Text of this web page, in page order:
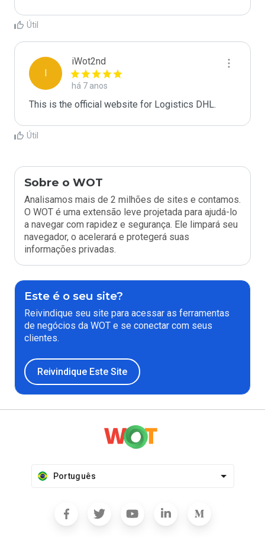
Útil
I
iWot2nd
há 7 anos
This is the official website for Logistics DHL.
Útil
Sobre o WOT
Analisamos mais de 2 milhões de sites e contamos.
O WOT é uma extensão leve projetada para ajudá-lo
a navegar com rapidez e segurança. Ele limpará seu
navegador, o acelerará e protegerá suas
informações privadas.
Este é o seu site?
Reivindique seu site para acessar as ferramentas
de negócios da WOT e se conectar com seus
clientes.
Reivindique Este Site
Português